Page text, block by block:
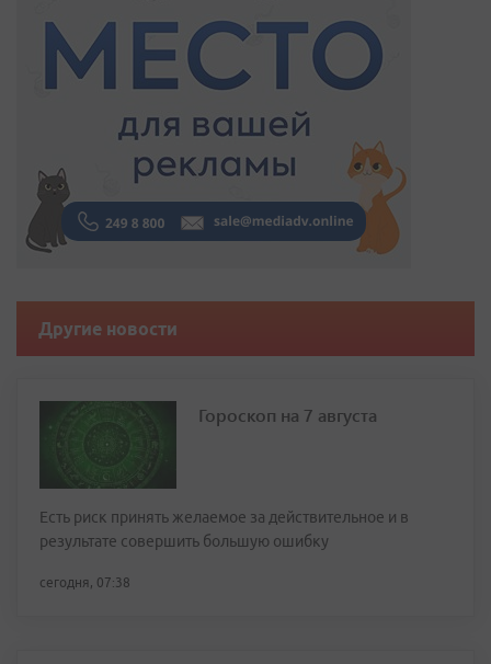
Другие новости
Гороскоп на 7 августа
Есть риск принять желаемое за действительное и в
результате совершить большую ошибку
сегодня, 07:38